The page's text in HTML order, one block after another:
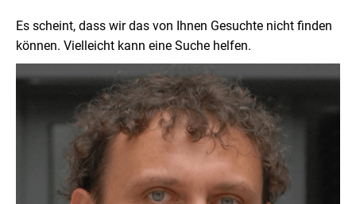
Es scheint, dass wir das von Ihnen Gesuchte nicht finden
können. Vielleicht kann eine Suche helfen.